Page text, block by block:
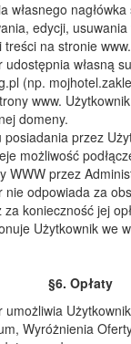
własnego
edycji, usuwania
treści na stronie www.
udostępnia własną
(np.
www.
domeny.
przez
możliwość
WWW przez
nie odpowiada za
konieczność jej
Użytkownik we
§6. Opłaty
umożliwia
Wyróżnienia